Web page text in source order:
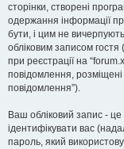
сторінки, створені
одержання інформації
бути, і цим не
обліковим записом гостя
при реєстрації на
повідомлення, розміщені
повідомлення”).
Ваш обліковий запис - це
ідентифікувати вас
пароль, який